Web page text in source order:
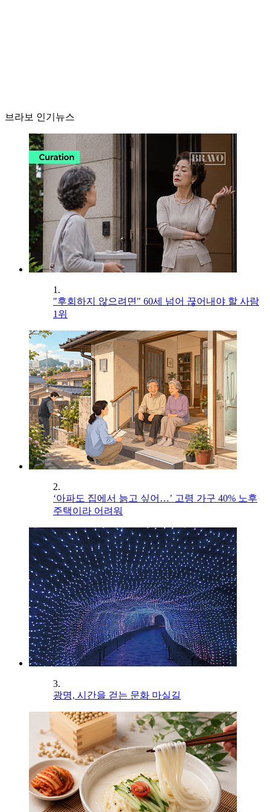
브라보 인기뉴스
1.
"후회하지 않으려면" 60세 넘어 끊어내야 할 사람
1위
2.
‘아파도 집에서 늙고 싶어…’ 고령 가구 40% 노후
주택이라 어려워
3.
광명, 시간을 걷는 문화 마실길